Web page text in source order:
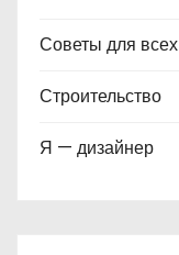
Советы для всех
Строительство
Я — дизайнер